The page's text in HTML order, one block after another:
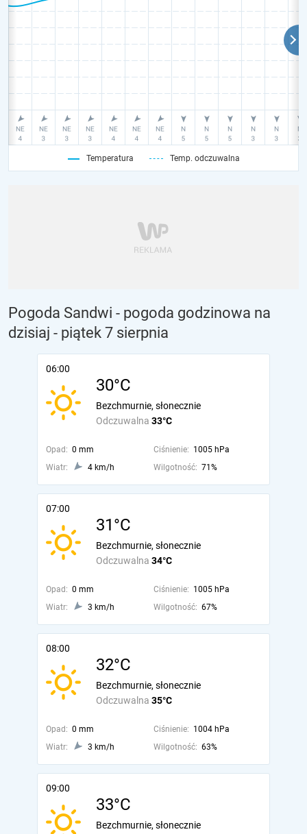
Temperatura Temp. odczuwalna
Pogoda Sandwi - pogoda godzinowa na
dzisiaj - piątek 7 sierpnia
06:00
30°C
Odczuwalna 33°C
Bezchmurnie, słonecznie
Opad: 0 mm Ciśnienie: 1005 hPa
Wiatr:
4 km/h Wilgotność: 71%
07:00
31°C
Odczuwalna 34°C
Bezchmurnie, słonecznie
Opad: 0 mm Ciśnienie: 1005 hPa
Wiatr:
3 km/h Wilgotność: 67%
08:00
32°C
Odczuwalna 35°C
Bezchmurnie, słonecznie
Opad: 0 mm Ciśnienie: 1004 hPa
Wiatr:
3 km/h Wilgotność: 63%
09:00
33°C
Bezchmurnie, słonecznie